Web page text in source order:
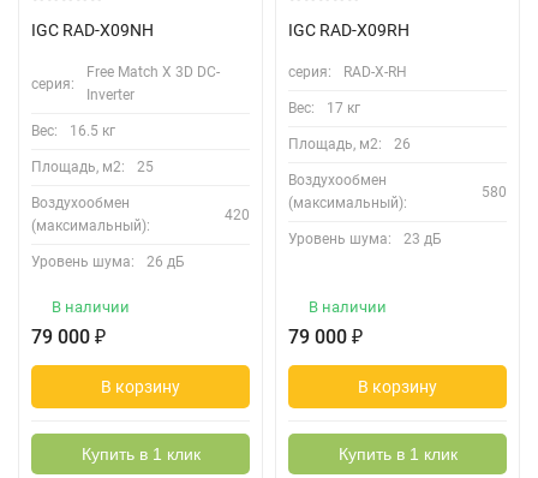
IGC RAD-X09NH
серия:
Free Match Х 3D DC-
Inverter
Вес: 16.5 кг
Площадь, м2: 25
Воздухообмен
(максимальный):
420
Уровень шума: 26 дБ
В наличии
79 000 ₽
В корзину
Купить в 1 клик
IGC RAD-X09RH
серия: RAD-X-RH
Вес: 17 кг
Площадь, м2: 26
Воздухообмен
(максимальный):
580
Уровень шума: 23 дБ
В наличии
79 000 ₽
В корзину
Купить в 1 клик